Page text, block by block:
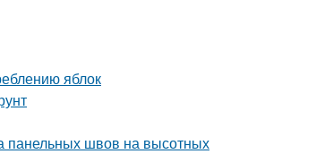
яблок
панельных швов на высотных